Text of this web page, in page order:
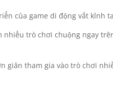
của game di động vắt kỉnh
trò chơi chuộng ngay
giản tham gia vào trò chơi